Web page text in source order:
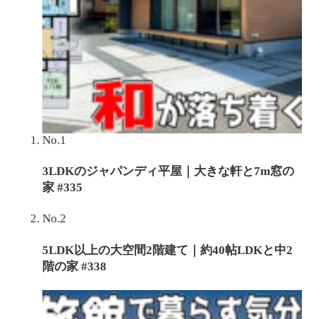
No.1
3LDKのジャパンディ平屋｜大きな軒と7m窓の
家 #335
No.2
5LDK以上の大空間2階建て｜約40帖LDKと中2
階の家 #338